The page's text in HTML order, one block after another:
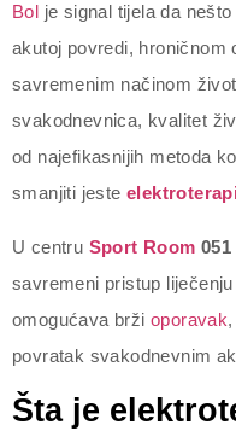
Bol je signal tijela da
akutoj povredi, hroničnom
savremenim načinom
svakodnevnica, kvalitet
od najefikasnijih metoda
smanjiti jeste
U centru Sport Room
savremeni pristup
omogućava bržioporavak
povratak svakodnevnim
Šta je